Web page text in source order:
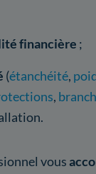
financière ;
(étanchéité,
,
vous